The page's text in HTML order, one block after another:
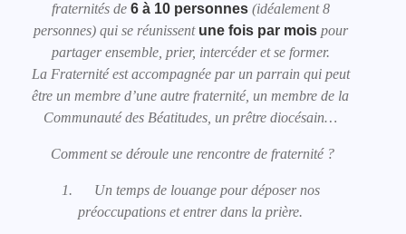
fraternités de6 à 10 personnes(idéalement 8
personnes) qui se réunissent une fois par moispour
partager ensemble, prier, intercéder et se former.
La Fraternité est accompagnée par un parrain qui peut
être un membre d’une autre fraternité, un membre de la
Communauté des Béatitudes, un prêtre diocésain…
Comment se déroule une rencontre de fraternité ?
1. Un temps de louange pour déposer nos
préoccupations et entrer dans la prière.